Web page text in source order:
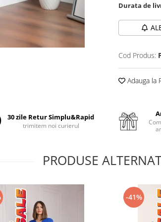
Durata de
Cod Produs:
Adauga la
30 zile Retur Simplu&Rapid
trimitem noi curierul
PRODUSE
-41%